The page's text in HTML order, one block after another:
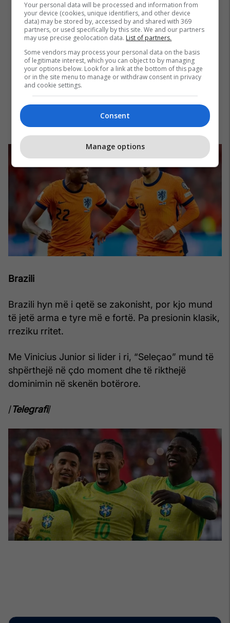
Brazili
Brazili hyn më i qetë se zakonisht, por kjo mund
të jetë arma e tyre më e fortë. Pa presionin klasik,
rreziku rritet.
Me Vinicius Junior si lider i ri, “Seleçao” mund të
shpërthejë në çdo moment dhe të rikthejë
dominimin në skenën botërore.
/Telegrafi/
Your personal data will be processed and information from
your device (cookies, unique identifiers, and other device
data) may be stored by, accessed by and shared with 369
partners, or used specifically by this site. We and our partners
may use precise geolocation data. List of partners.
Some vendors may process your personal data on the basis
of legitimate interest, which you can object to by managing
your options below. Look for a link at the bottom of this page
or in the site menu to manage or withdraw consent in privacy
and cookie settings.
Consent
Manage options